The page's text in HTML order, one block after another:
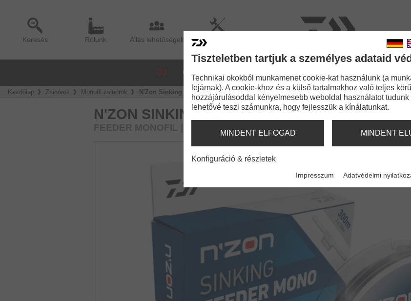
Keresés Rólunk Állás lehetőségek
ÚJ ORSÓK BOTOK APRÓCIKKEK
Kezdőlap Zsinórok Monofil zsinórok N'Zon Sinking Feeder Mono
N'ZON SINKING FEEDER MONO
FEEDER MONOFIL | SÜLLYEDŐ | MATT BARNA
Tiszteletben tartjuk a személyes adataid
Technikai okokból munkamenet cookie-kat használunk (a
lejárnak). A cookie-khoz és a külső tartalmakhoz való teljes körű
hozzájárulásoddal kényelmesebb weboldal használatot
lehetővé teszi számunkra, hogy fejlesszük a kínálatunkat.
MINDENT ELFOGAD MINDENT
Konfiguráció & részletek
Impresszum Adatvédelmi